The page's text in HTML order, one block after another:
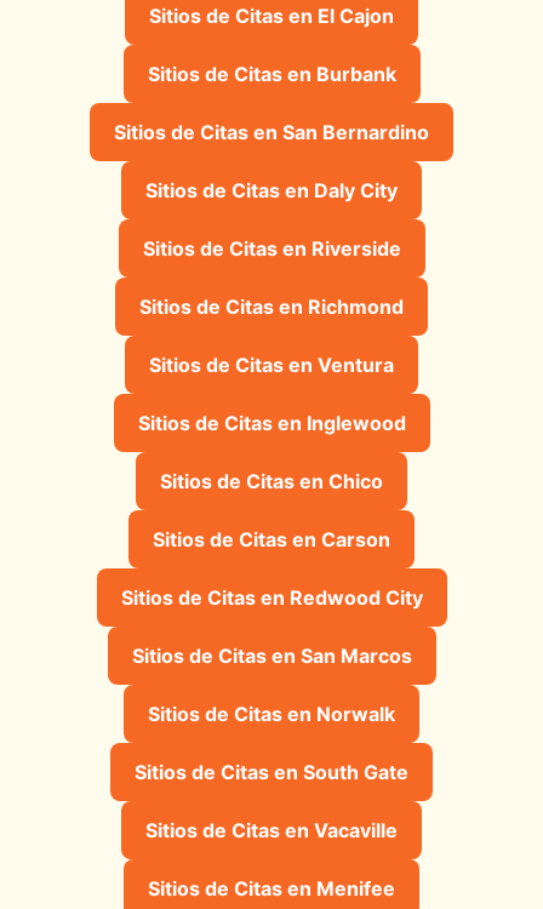
Sitios de Citas en El Cajon
Sitios de Citas en Burbank
Sitios de Citas en San Bernardino
Sitios de Citas en Daly City
Sitios de Citas en Riverside
Sitios de Citas en Richmond
Sitios de Citas en Ventura
Sitios de Citas en Inglewood
Sitios de Citas en Chico
Sitios de Citas en Carson
Sitios de Citas en Redwood City
Sitios de Citas en San Marcos
Sitios de Citas en Norwalk
Sitios de Citas en South Gate
Sitios de Citas en Vacaville
Sitios de Citas en Menifee